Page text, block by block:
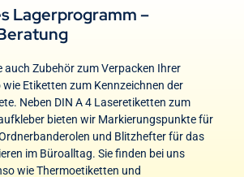
Lagerprogramm –
auch Zubehör zum Verpacken Ihrer
Etiketten zum Kennzeichnen der
Neben DIN A 4 Laseretiketten zum
bieten wir Markierungspunkte für
und Blitzhefter für das
im Büroalltag. Sie finden bei uns
wie Thermoetiketten und